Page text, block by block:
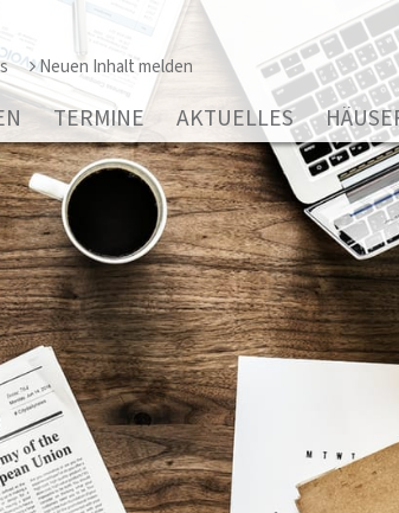
Neuen Inhalt melden
TERMINE AKTUELLES